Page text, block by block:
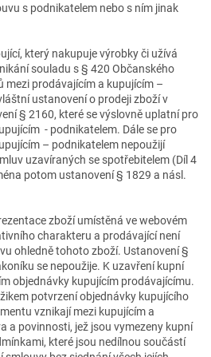
s podnikatelem nebo s ním jinak
který nakupuje výrobky či užívá
souladu s § 420 Občanského
mezi prodávajícím a kupujícím –
ustanovení o prodeji zboží v
§ 2160, které se výslovně uplatní pro
- podnikatelem. Dále se pro
– podnikatelem nepoužijí
uzavíraných se spotřebitelem (Díl 4
potom ustanovení § 1829 a násl.
zboží umístěná ve webovém
charakteru a prodávající není
ohledně tohoto zboží. Ustanovení §
se nepoužije. K uzavření kupní
objednávky kupujícím prodávajícímu.
potvrzení objednávky kupujícího
vznikají mezi kupujícím a
a povinnosti, jež jsou vymezeny kupní
které jsou nedílnou součástí